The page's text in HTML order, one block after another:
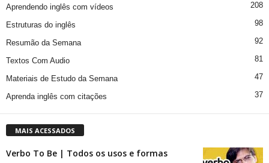
Aprendendo inglês com vídeos 208
Estruturas do inglês 98
Resumão da Semana 92
Textos Com Audio 81
Materiais de Estudo da Semana 47
Aprenda inglês com citações 37
MAIS ACESSADOS
Verbo To Be | Todos os usos e formas